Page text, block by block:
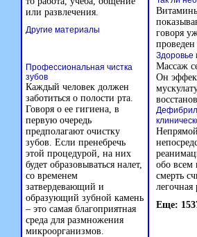
говоря
Здоровье
Массаж
Он
обо всем
смерть
легочная
Еще:
или развлечения.
Другие материалы
Профессиональная чистка
зубов
Каждый человек должен
заботиться о полости рта.
Говоря о ее гигиена, в
первую очередь
предполагают очистку
зубов. Если пренебречь
этой процедурой, на них
будет образовываться налет,
со временем
затвердевающий и
образующий зубной камень
– это самая благоприятная
среда для размножения
микроорганизмов.